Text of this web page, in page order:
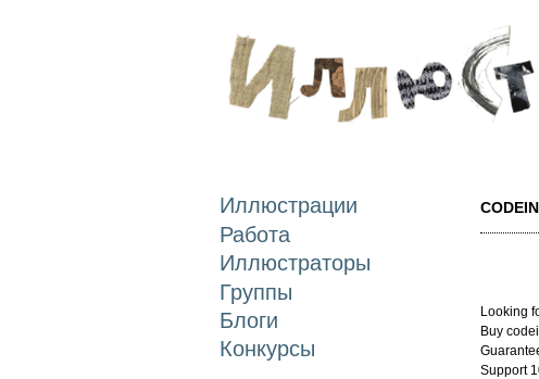
Иллюстрации
Работа
Иллюстраторы
Группы
Блоги
Конкурсы
Looking
Buy
Support